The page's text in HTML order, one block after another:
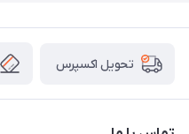
تحویل اکسپرس